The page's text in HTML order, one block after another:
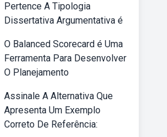
Pertence A Tipologia
Dissertativa Argumentativa é
O Balanced Scorecard é Uma
Ferramenta Para Desenvolver
O Planejamento
Assinale A Alternativa Que
Apresenta Um Exemplo
Correto De Referência: